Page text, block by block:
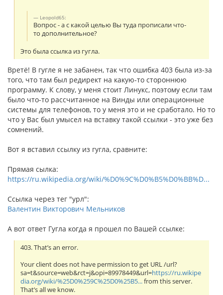
Leopold65:
Вопрос - а с какой целью Вы туда прописали что-
то дополнительное?
Это была ссылка из гугла.
Вретё! В гугле я не забанен, так что ошибка 403 была из-за
того, что там был редирект на какую-то стороннюю
программу. К слову, у меня стоит Линукс, поэтому если там
было что-то рассчитанное на Винды или операционные
системы для телефонов, то у меня это и не сработало. Но то
что у Вас был умысел на вставку такой ссылки - это уже без
сомнений.
Вот я вставил ссылку из гугла, сравните:
Прямая сылка:
https://ru.wikipedia.org/wiki/%D0%9C%D0%B5%D0%BB%D...
Ссылка через тег "урл":
Валентин Викторович Мельников
А вот ответ Гугла когда я прошел по Вашей ссылке:
403. That’s an error.
Your client does not have permission to get URL /url?
sa=t&source=web&rct=j&opi=89978449&url=https://ru.wikipe
dia.org/wiki/%25D0%259C%25D0%25B5...from this server.
That’s all we know.